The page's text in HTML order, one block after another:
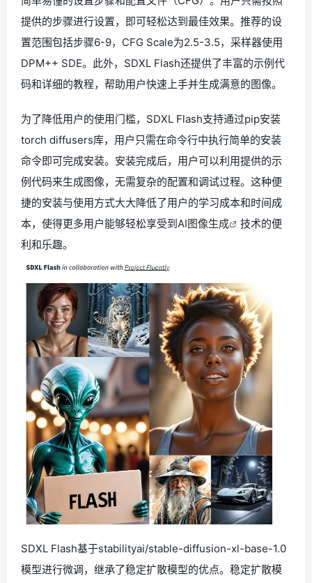
提供的步骤进行设置，即可轻松达到最佳效果。推荐的设
置范围包括步骤6-9，CFG Scale为2.5-3.5，采样器使用
DPM++ SDE。此外，SDXL Flash还提供了丰富的示例代
码和详细的教程，帮助用户快速上手并生成满意的图像。
为了降低用户的使用门槛，SDXL Flash支持通过pip安装
torch diffusers库，用户只需在命令行中执行简单的安装
命令即可完成安装。安装完成后，用户可以利用提供的示
例代码来生成图像，无需复杂的配置和调试过程。这种便
捷的安装与使用方式大大降低了用户的学习成本和时间成
本，使得更多用户能够轻松享受到AI图像生成
技术的便
利和乐趣。
SDXL Flash基于stabilityai/stable-diffusion-xl-base-1.0
模型进行微调，继承了稳定扩散模型的优点。稳定扩散模